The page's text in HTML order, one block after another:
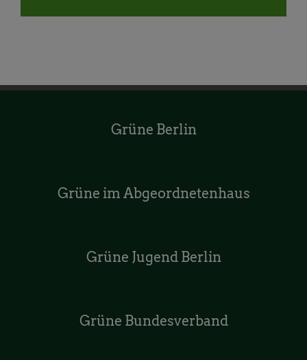
Grüne Berlin
Grüne im Abgeordnetenhaus
Grüne Jugend Berlin
Grüne Bundesverband